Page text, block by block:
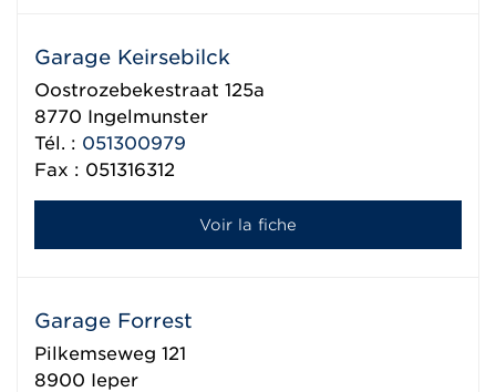
Garage Keirsebilck
Oostrozebekestraat 125a
8770 Ingelmunster
Tél. : 051300979
Fax : 051316312
Voir la fiche
Garage Forrest
Pilkemseweg 121
8900 Ieper